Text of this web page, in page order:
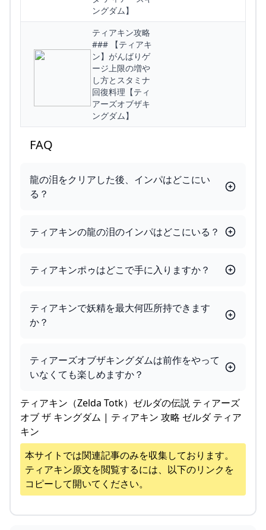
ングダム】
ティアキン攻略
### 【ティアキ
ン】がんばりゲ
ージ上限の増や
し方とスタミナ
回復料理【ティ
アーズオブザキ
ングダム】
FAQ
龍の泪をクリアした後、インパはどこにい
る？
ティアキンの龍の泪のインパはどこにいる？
ティアキンポゥはどこで手に入りますか？
ティアキンで妖精を最大何匹所持できます
か？
ティアーズオブザキングダムは前作をやって
いなくても楽しめますか？
ティアキン（Zelda Totk）ゼルダの伝説 ティアーズ
オブ ザ キングダム | ティアキン 攻略 ゼルダ ティア
キン
本サイトでは関連記事のみを収集しております。
ティアキン原文を閲覧するには、以下のリンクを
コピーして開いてください。